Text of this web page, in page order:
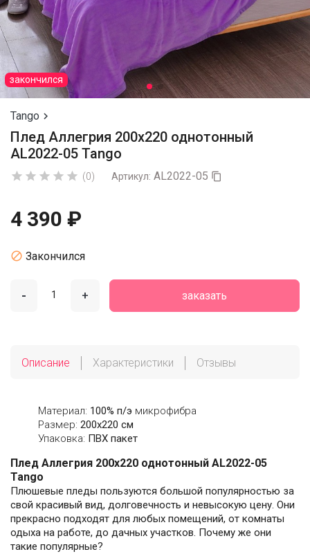
закончился
Tango 
Плед Аллегрия 200х220 однотонный
AL2022-05 Tango
     (0) Артикул: AL2022-05 
4 390 ₽
 Закончился
- + заказать
Описание Характеристики Отзывы
Материал: 100% п/э микрофибра
Размер: 200х220 см
Упаковка: ПВХ пакет
Плед Аллегрия 200х220 однотонный AL2022-05
Tango
Плюшевые пледы пользуются большой популярностью за
свой красивый вид, долговечность и невысокую цену. Они
прекрасно подходят для любых помещений, от комнаты
одыха на работе, до дачных участков. Почему же они
такие популярные?